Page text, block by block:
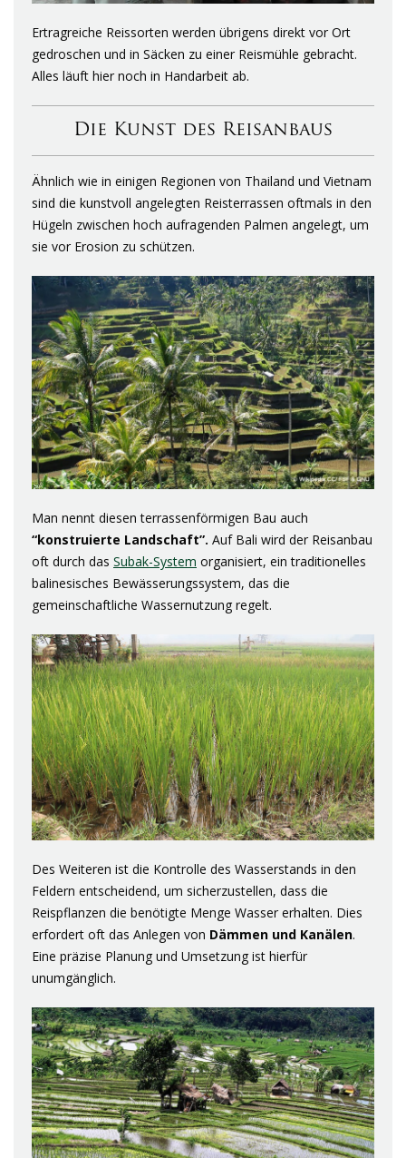
Ertragreiche Reissorten werden übrigens direkt vor Ort
gedroschen und in Säcken zu einer Reismühle gebracht.
Alles läuft hier noch in Handarbeit ab.
Die Kunst des Reisanbaus
Ähnlich wie in einigen Regionen von Thailand und Vietnam
sind die kunstvoll angelegten Reisterrassen oftmals in den
Hügeln zwischen hoch aufragenden Palmen angelegt, um
sie vor Erosion zu schützen.
Man nennt diesen terrassenförmigen Bau auch
“konstruierte Landschaft”. Auf Bali wird der Reisanbau
oft durch das Subak-System organisiert, ein traditionelles
balinesisches Bewässerungssystem, das die
gemeinschaftliche Wassernutzung regelt.
Des Weiteren ist die Kontrolle des Wasserstands in den
Feldern entscheidend, um sicherzustellen, dass die
Reispflanzen die benötigte Menge Wasser erhalten. Dies
erfordert oft das Anlegen von Dämmen und Kanälen.
Eine präzise Planung und Umsetzung ist hierfür
unumgänglich.